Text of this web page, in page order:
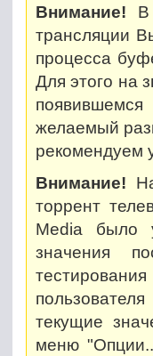
Внимание! В
трансляции
процесса
Для этого на
желаемый
рекомендуем
Внимание!
торрент
Media было
значения
текущие
меню